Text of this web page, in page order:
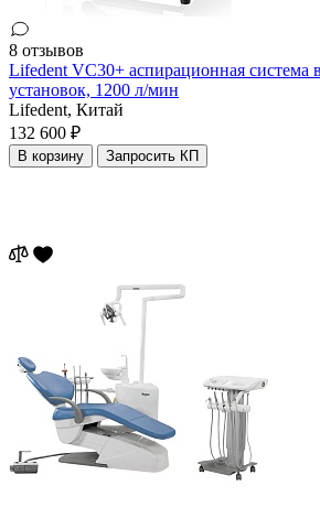
8 отзывов
Lifedent VC30+ аспирационная система
установок, 1200 л/мин
Lifedent, Китай
132 600 ₽
В корзину Запросить КП